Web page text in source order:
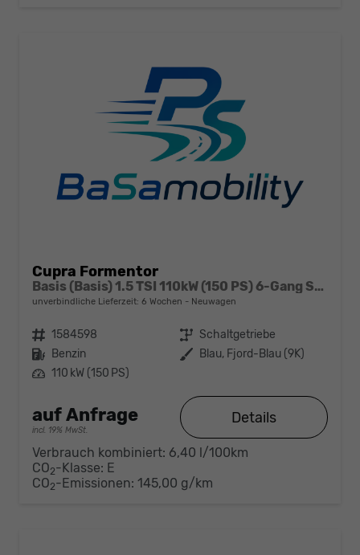
Cupra Formentor
Basis (Basis) 1.5 TSI 110kW (150 PS) 6-Gang Schaltgetriebe
unverbindliche Lieferzeit: 6 Wochen Neuwagen
Fahrzeugnr. 1584598 Getriebe Schaltgetriebe
Kraftstoff Benzin Außenfarbe Blau, Fjord-Blau (9K)
Leistung 110 kW (150 PS)
auf Anfrage
incl. 19% MwSt.
Details
Verbrauch kombiniert: 6,40 l/100km
CO2-Klasse: E
CO2-Emissionen: 145,00 g/km